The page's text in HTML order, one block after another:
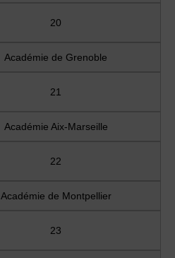
20
Académie de Grenoble
21
Académie Aix-Marseille
22
Académie de Montpellier
23